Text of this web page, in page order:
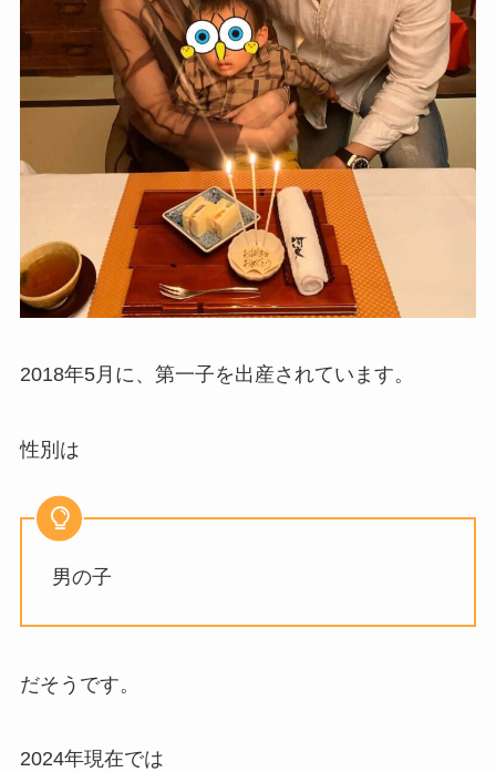
2018年5月に、第一子を出産されています。
性別は
男の子
だそうです。
2024年現在では